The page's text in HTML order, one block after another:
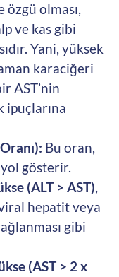
olması,
ve kas gibi
Yani, yüksek
karaciğeri
AST’nin
ipuçlarına
Bu oran,
yol gösterir.
(ALT > AST),
hepatit veya
gibi
(AST > 2 x